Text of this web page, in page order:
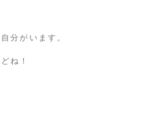
分がいます。
ね！